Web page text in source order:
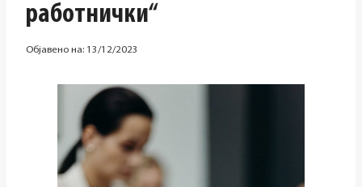
работнички“
Објавено на: 13/12/2023